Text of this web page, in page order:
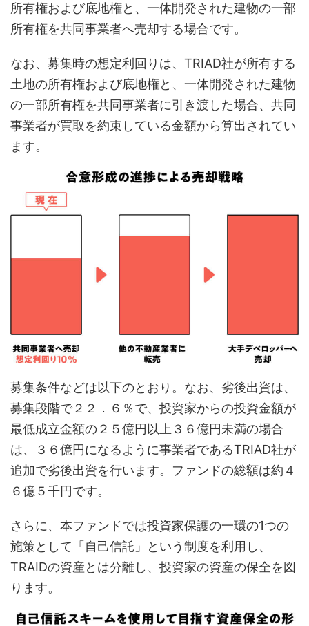
所有権および底地権と、一体開発された建物の一部
所有権を共同事業者へ売却する場合です。
なお、募集時の想定利回りは、TRIAD社が所有する
土地の所有権および底地権と、一体開発された建物
の一部所有権を共同事業者に引き渡した場合、共同
事業者が買取を約束している金額から算出されてい
ます。
募集条件などは以下のとおり。なお、劣後出資は、
募集段階で２２．６％で、投資家からの投資金額が
最低成立金額の２５億円以上３６億円未満の場合
は、３６億円になるように事業者であるTRIAD社が
追加で劣後出資を行います。ファンドの総額は約４
６億５千円です。
さらに、本ファンドでは投資家保護の一環の1つの
施策として「自己信託」という制度を利用し、
TRAIDの資産とは分離し、投資家の資産の保全を図
ります。